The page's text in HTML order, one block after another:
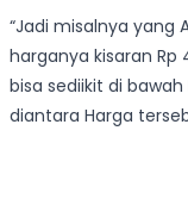
“Jadi misalnya yang
harganya kisaran Rp
bisa sediikit di
diantara Harga